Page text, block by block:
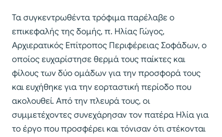
Τα συγκεντρωθέντα τρόφιμα παρέλαβε ο
επικεφαλής της δομής, π. Ηλίας Γώγος,
Αρχιερατικός Επίτροπος Περιφέρειας Σοφάδων, ο
οποίος ευχαρίστησε θερμά τους παίκτες και
φίλους των δύο ομάδων για την προσφορά τους
και ευχήθηκε για την εορταστική περίοδο που
ακολουθεί. Από την πλευρά τους, οι
συμμετέχοντες συνεχάρησαν τον πατέρα Ηλία για
το έργο που προσφέρει και τόνισαν ότι στέκονται